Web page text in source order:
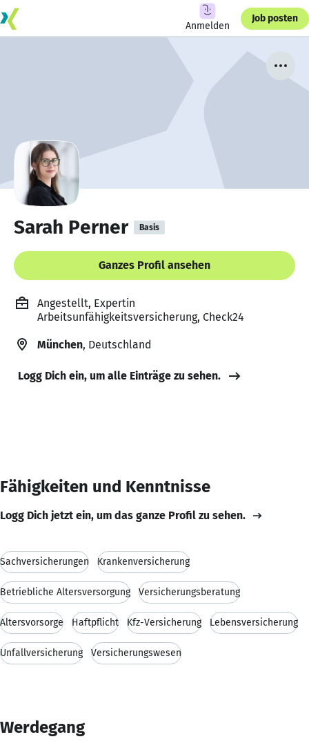
Anmelden
Job posten
Sarah Perner Basis
Ganzes Profil ansehen
Angestellt, Expertin
Arbeitsunfähigkeitsversicherung, Check24
München, Deutschland
Logg Dich ein, um alle Einträge zu sehen.
Fähigkeiten und Kenntnisse
Logg Dich jetzt ein, um das ganze Profil zu sehen.
Sachversicherungen Krankenversicherung
Betriebliche Altersversorgung Versicherungsberatung
Altersvorsorge Haftpflicht Kfz-Versicherung Lebensversicherung
Unfallversicherung Versicherungswesen
Werdegang